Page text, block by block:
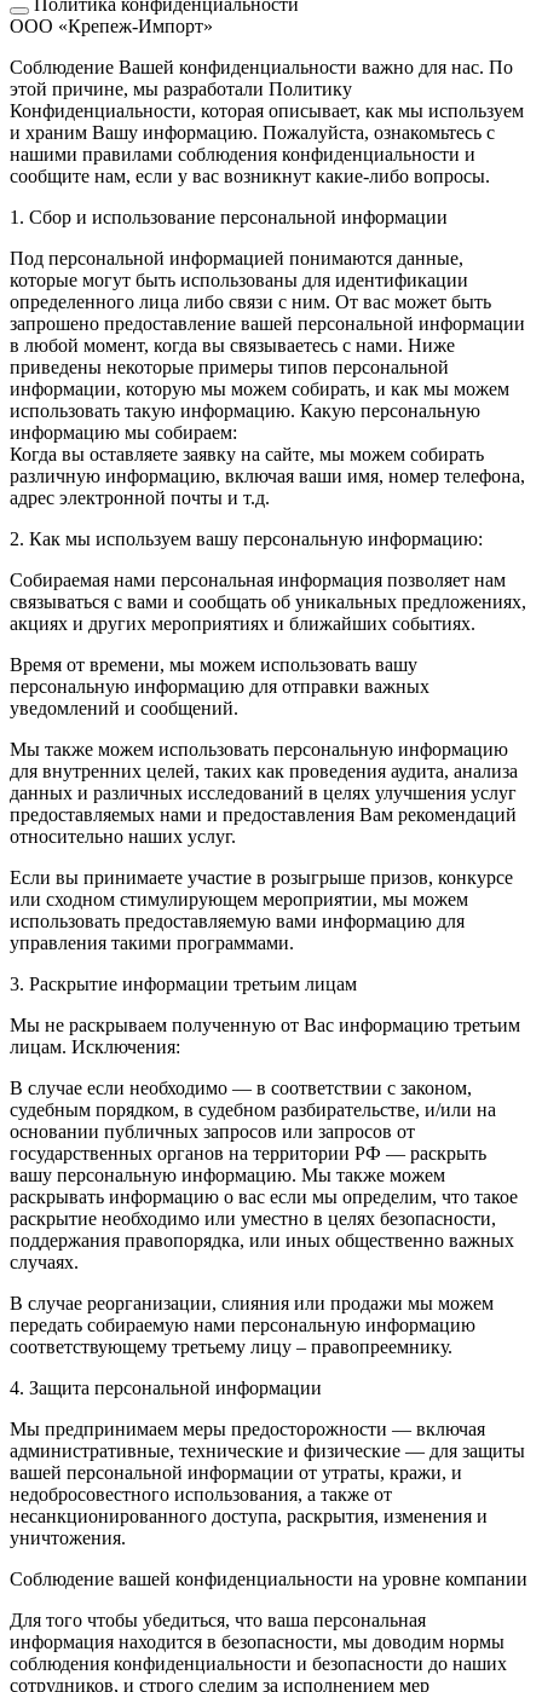
ООО «Крепеж-Импорт»
Соблюдение Вашей конфиденциальности важно для нас. По
этой причине, мы разработали Политику
Конфиденциальности, которая описывает, как мы используем
и храним Вашу информацию. Пожалуйста, ознакомьтесь с
нашими правилами соблюдения конфиденциальности и
сообщите нам, если у вас возникнут какие-либо вопросы.
1. Сбор и использование персональной информации
Под персональной информацией понимаются данные,
которые могут быть использованы для идентификации
определенного лица либо связи с ним. От вас может быть
запрошено предоставление вашей персональной информации
в любой момент, когда вы связываетесь с нами. Ниже
приведены некоторые примеры типов персональной
информации, которую мы можем собирать, и как мы можем
использовать такую информацию. Какую персональную
информацию мы собираем:
Когда вы оставляете заявку на сайте, мы можем собирать
различную информацию, включая ваши имя, номер телефона,
адрес электронной почты и т.д.
2. Как мы используем вашу персональную информацию:
Собираемая нами персональная информация позволяет нам
связываться с вами и сообщать об уникальных предложениях,
акциях и других мероприятиях и ближайших событиях.
Время от времени, мы можем использовать вашу
персональную информацию для отправки важных
уведомлений и сообщений.
Мы также можем использовать персональную информацию
для внутренних целей, таких как проведения аудита, анализа
данных и различных исследований в целях улучшения услуг
предоставляемых нами и предоставления Вам рекомендаций
относительно наших услуг.
Если вы принимаете участие в розыгрыше призов, конкурсе
или сходном стимулирующем мероприятии, мы можем
использовать предоставляемую вами информацию для
управления такими программами.
3. Раскрытие информации третьим лицам
Мы не раскрываем полученную от Вас информацию третьим
лицам. Исключения:
В случае если необходимо — в соответствии с законом,
судебным порядком, в судебном разбирательстве, и/или на
основании публичных запросов или запросов от
государственных органов на территории РФ — раскрыть
вашу персональную информацию. Мы также можем
раскрывать информацию о вас если мы определим, что такое
раскрытие необходимо или уместно в целях безопасности,
поддержания правопорядка, или иных общественно важных
случаях.
В случае реорганизации, слияния или продажи мы можем
передать собираемую нами персональную информацию
соответствующему третьему лицу – правопреемнику.
4. Защита персональной информации
Мы предпринимаем меры предосторожности — включая
административные, технические и физические — для защиты
вашей персональной информации от утраты, кражи, и
недобросовестного использования, а также от
несанкционированного доступа, раскрытия, изменения и
уничтожения.
Соблюдение вашей конфиденциальности на уровне компании
Для того чтобы убедиться, что ваша персональная
информация находится в безопасности, мы доводим нормы
соблюдения конфиденциальности и безопасности до наших
сотрудников, и строго следим за исполнением мер